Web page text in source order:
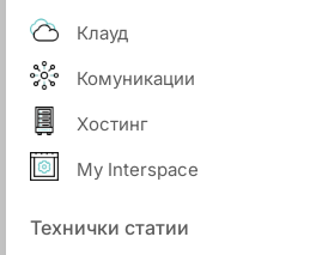
Клауд
Комуникации
Хостинг
My Interspace
Технички статии